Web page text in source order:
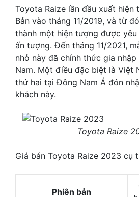
Toyota Raize lần đầu xuất
Bản vào tháng 11/2019, và từ
thành một hiện tượng được
ấn tượng. Đến tháng 11/2021,
nhỏ này đã chính thức gia
Nam. Một điều đặc biệt là Việt
thứ hai tại Đông Nam Á đón
khách này.
Toyota Raize
Giá bán Toyota Raize 2023 cụ
Phiên bản